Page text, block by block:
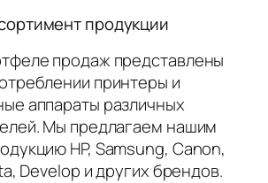
продукции
продаж представлены
принтеры и
аппараты различных
Мы предлагаем нашим
HP, Samsung, Canon,
Develop и других брендов.